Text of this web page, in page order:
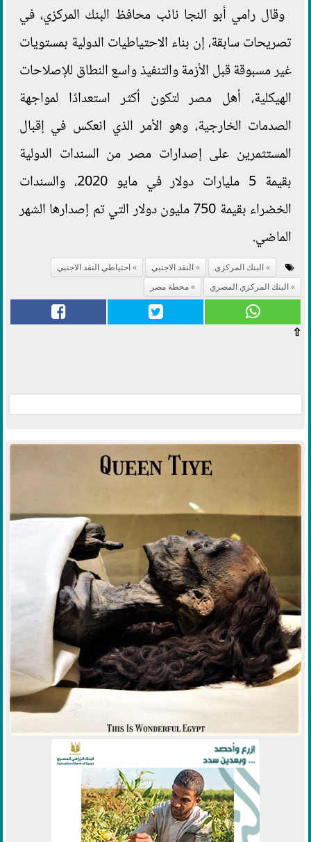
وقال رامي أبو النجا نائب محافظ البنك المركزي، في
تصريحات سابقة، إن بناء الاحتياطيات الدولية بمستويات
غير مسبوقة قبل الأزمة والتنفيذ واسع النطاق للإصلاحات
الهيكلية، أهل مصر لتكون أكثر استعدادًا لمواجهة
الصدمات الخارجية، وهو الأمر الذي انعكس في إقبال
المستثمرين على إصدارات مصر من السندات الدولية
بقيمة 5 مليارات دولار في مايو 2020، والسندات
الخضراء بقيمة 750 مليون دولار التي تم إصدارها الشهر
الماضي.
البنك المركزي النقد الاجنبي
احتياطي النقد الاجنبي
البنك المركزي المصري
محطة مصر
⇧